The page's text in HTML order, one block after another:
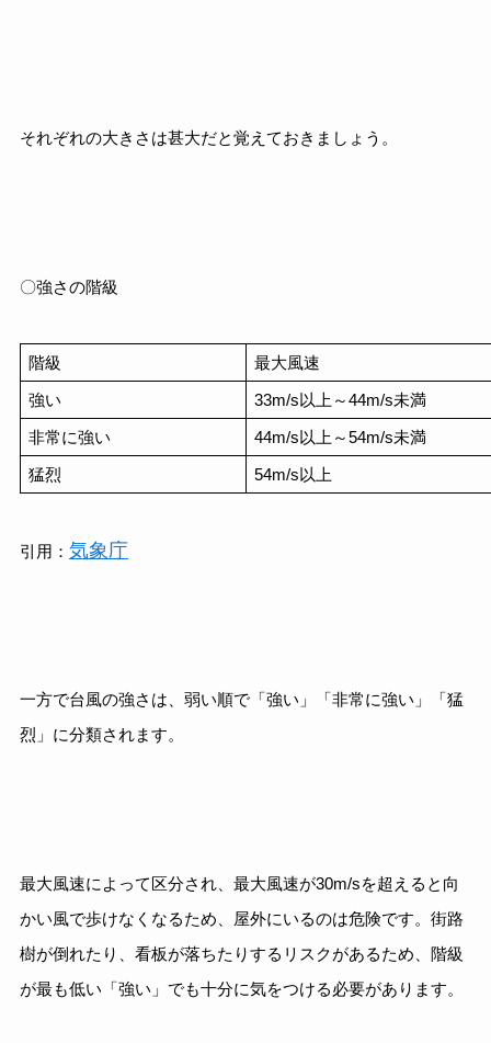
それぞれの大きさは甚大だと覚えておきましょう。
〇強さの階級
階級 最大風速
強い 33m/s以上～44m/s未満
非常に強い 44m/s以上～54m/s未満
猛烈 54m/s以上
引用： 気象庁
一方で台風の強さは、弱い順で「強い」「非常に強い」「猛
烈」に分類されます。
最大風速によって区分され、最大風速が30m/sを超えると向
かい風で歩けなくなるため、屋外にいるのは危険です。街路
樹が倒れたり、看板が落ちたりするリスクがあるため、階級
が最も低い「強い」でも十分に気をつける必要があります。